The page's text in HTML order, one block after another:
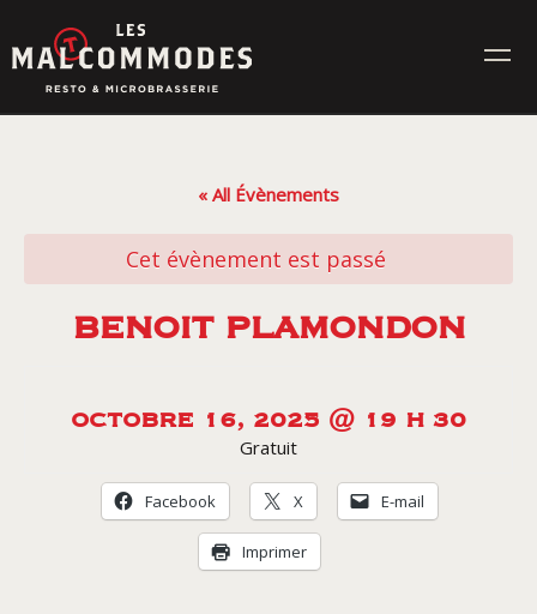
to
content
CONTACT
Livraison
« All Évènements
Cet évènement est passé
BENOIT PLAMONDON
OCTOBRE 16, 2025 @ 19 H 30
Gratuit
Facebook X E-mail
Imprimer